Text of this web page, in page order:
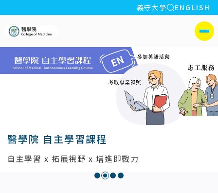
:::
義守大學 全站搜索
ENGLISH
醫學院 自主學習課程
自主學習 x 拓展視野 x 增進即戰力